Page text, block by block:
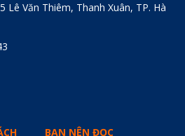
Lê Văn Thiêm, Thanh Xuân, TP. Hà
BẠN NÊN ĐỌC